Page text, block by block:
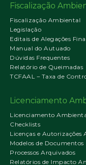
Fiscalização
Fiscalização Ambiental
Legislação
Editais de Alegações
Manual do Autuado
Dúvidas Frequentes
Relatório de Queimadas
TCFAAL – Taxa de
Licenciamento
Licenciamento
Checklists
Licenças e Autorizações
Modelos de Documentos
Processos Arquivados
Relatórios de Impacto